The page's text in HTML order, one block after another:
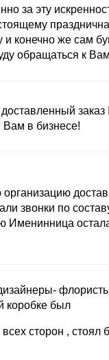
за эту
и конечно же сам
обращаться к
в бизнесе!
звонки по
Именинница
коробке был
сторон ,